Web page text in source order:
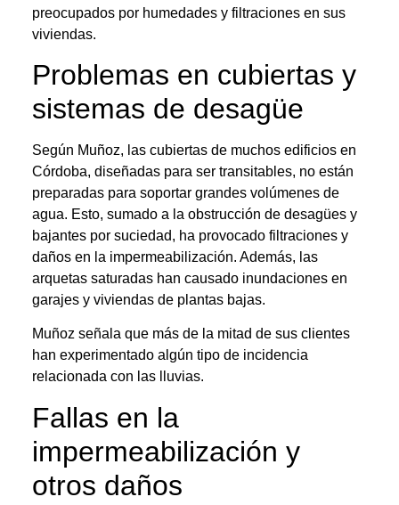
preocupados por humedades y filtraciones en sus
viviendas.
Problemas en cubiertas y
sistemas de desagüe
Según Muñoz, las cubiertas de muchos edificios en
Córdoba, diseñadas para ser transitables, no están
preparadas para soportar grandes volúmenes de
agua. Esto, sumado a la obstrucción de desagües y
bajantes por suciedad, ha provocado filtraciones y
daños en la impermeabilización. Además, las
arquetas saturadas han causado inundaciones en
garajes y viviendas de plantas bajas.
Muñoz señala que más de la mitad de sus clientes
han experimentado algún tipo de incidencia
relacionada con las lluvias.
Fallas en la
impermeabilización y
otros daños